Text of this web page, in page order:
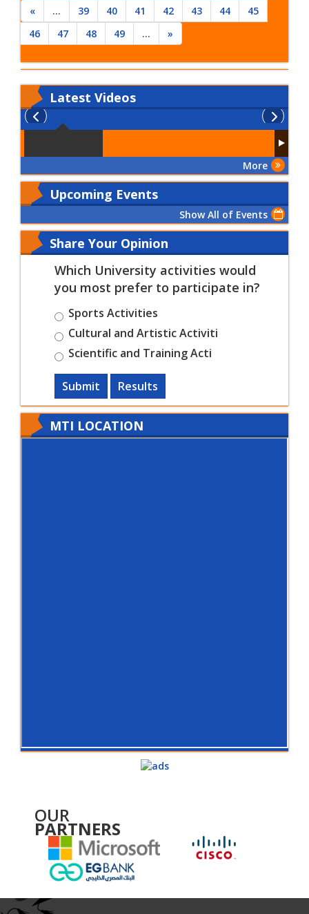
« ... 39 40 41 42 43 44
45
46
47 48 49 ... »
Latest Videos
More
Upcoming Events
Show All of Events
Share Your Opinion
Which University activities would
you most prefer to participate in?
Sports Activities
Cultural and Artistic Activiti
Scientific and Training Acti
Submit Results
MTI LOCATION
OUR
PARTNERS